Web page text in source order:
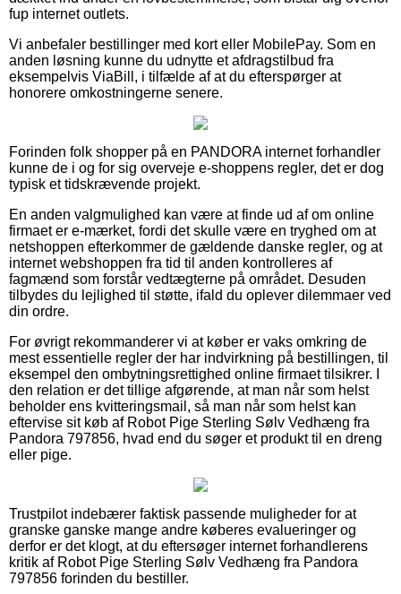
fup internet outlets.
Vi anbefaler bestillinger med kort eller MobilePay. Som en
anden løsning kunne du udnytte et afdragstilbud fra
eksempelvis ViaBill, i tilfælde af at du efterspørger at
honorere omkostningerne senere.
Forinden folk shopper på en PANDORA internet forhandler
kunne de i og for sig overveje e-shoppens regler, det er dog
typisk et tidskrævende projekt.
En anden valgmulighed kan være at finde ud af om online
firmaet er e-mærket, fordi det skulle være en tryghed om at
netshoppen efterkommer de gældende danske regler, og at
internet webshoppen fra tid til anden kontrolleres af
fagmænd som forstår vedtægterne på området. Desuden
tilbydes du lejlighed til støtte, ifald du oplever dilemmaer ved
din ordre.
For øvrigt rekommanderer vi at køber er vaks omkring de
mest essentielle regler der har indvirkning på bestillingen, til
eksempel den ombytningsrettighed online firmaet tilsikrer. I
den relation er det tillige afgørende, at man når som helst
beholder ens kvitteringsmail, så man når som helst kan
eftervise sit køb af Robot Pige Sterling Sølv Vedhæng fra
Pandora 797856, hvad end du søger et produkt til en dreng
eller pige.
Trustpilot indebærer faktisk passende muligheder for at
granske ganske mange andre køberes evalueringer og
derfor er det klogt, at du eftersøger internet forhandlerens
kritik af Robot Pige Sterling Sølv Vedhæng fra Pandora
797856 forinden du bestiller.